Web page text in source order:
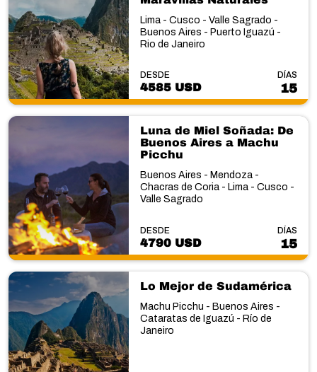
Lima - Cusco - Valle Sagrado -
Buenos Aires - Puerto Iguazú -
Rio de Janeiro
DESDE
4585 USD
DÍAS
15
Luna de Miel Soñada: De
Buenos Aires a Machu
Picchu
Buenos Aires - Mendoza -
Chacras de Coria - Lima - Cusco -
Valle Sagrado
DESDE
4790 USD
DÍAS
15
Lo Mejor de Sudamérica
Machu Picchu - Buenos Aires -
Cataratas de Iguazú - Río de
Janeiro